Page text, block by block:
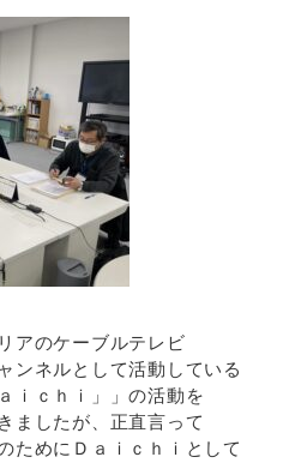
アのケーブルテレビ
ンネルとして活動している
ｉｃｈｉ」」の活動を
ましたが、正直言って
ためにＤａｉｃｈｉとして